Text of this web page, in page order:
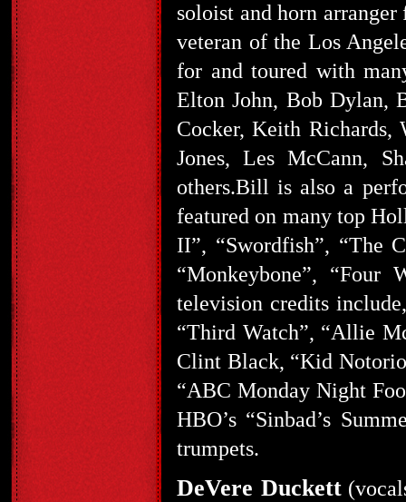
soloist and horn
veteran of the Los
for and toured with
Elton John, Bob Dylan,
Cocker, Keith
Jones, Les McCann,
others.Bill is also a
featured on many top
II”, “Swordfish”, “The
“Monkeybone”,
television credits
“Third Watch”, “Allie
Clint Black, “Kid
“ABC Monday Night
HBO’s “Sinbad’s
trumpets.
DeVere Duckett